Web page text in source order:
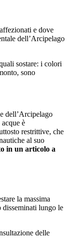
e dove
dell’Arcipelago
sostare: i colori
sono
dell’Arcipelago
è
restrittive, che
al suo
in un articolo a
la massima
disseminati lungo le
delle